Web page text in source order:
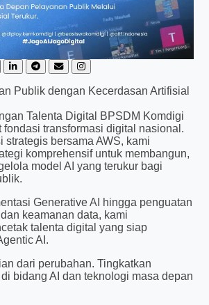
Publik dengan Kecerdasan Artifisial
Talenta Digital BPSDM Komdigi
fondasi transformasi digital nasional.
strategis bersama AWS, kami
komprehensif untuk membangun,
model AI yang terukur bagi
Generative AI hingga penguatan
keamanan data, kami
talenta digital yang siap
AI.
dari perubahan. Tingkatkan
bidang AI dan teknologi masa depan